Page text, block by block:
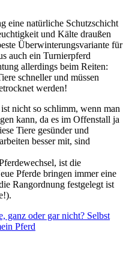
eine natürliche Schutzschicht
und Kälte draußen
Überwinterungsvariante für
auch ein Turnierpferd
allerdings beim Reiten:
schneller und müssen
werden!
nicht so schlimm, wenn man
kann, da es im Offenstall ja
Tiere gesünder und
besser mit, sind
ist die
Pferde bringen immer eine
Rangordnung festgelegt ist
ganz oder gar nicht? Selbst
Pferd